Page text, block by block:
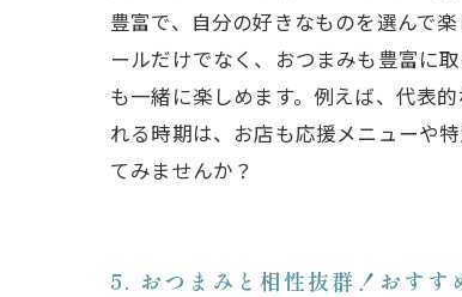
豊富で、自分の好きなものを選んで
ールだけでなく、おつまみも豊富に
も一緒に楽しめます。例えば、代表
れる時期は、お店も応援メニューや
てみませんか？
5. おつまみと相性抜群！おすす